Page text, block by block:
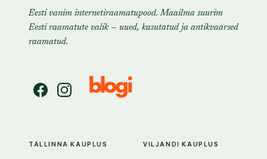
Eesti vanim internetiraamatupood. Maailma suurim
Eesti raamatute valik — uued, kasutatud ja antikvaarsed
raamatud.
TALLINNA KAUPLUS VILJANDI KAUPLUS